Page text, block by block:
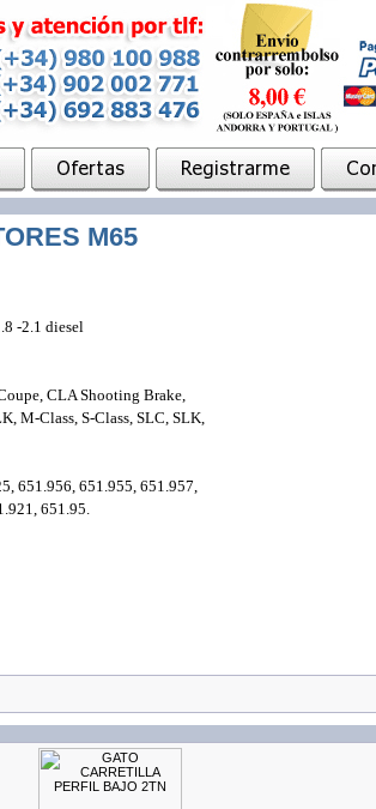
M65
-2.1 diesel
CLA Shooting Brake,
M-Class, S-Class, SLC, SLK,
651.956, 651.955, 651.957,
651.95.